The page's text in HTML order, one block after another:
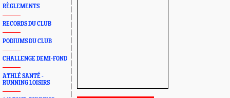
RÈGLEMENTS
RECORDS DU CLUB
PODIUMS DU CLUB
CHALLENGE DEMI-FOND
ATHLÉ SANTÉ -
RUNNING LOISIRS